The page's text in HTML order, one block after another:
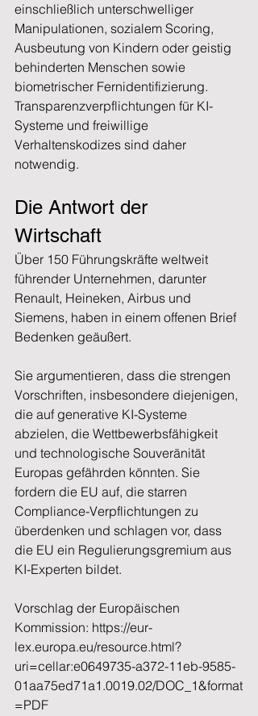
einschließlich unterschwelliger
Manipulationen, sozialem Scoring,
Ausbeutung von Kindern oder geistig
behinderten Menschen sowie
biometrischer Fernidentifizierung.
Transparenzverpflichtungen für KI-
Systeme und freiwillige
Verhaltenskodizes sind daher
notwendig.
Die Antwort der
Wirtschaft
Über 150 Führungskräfte weltweit
führender Unternehmen, darunter
Renault, Heineken, Airbus und
Siemens, haben in einem offenen Brief
Bedenken geäußert.
Sie argumentieren, dass die strengen
Vorschriften, insbesondere diejenigen,
die auf generative KI-Systeme
abzielen, die Wettbewerbsfähigkeit
und technologische Souveränität
Europas gefährden könnten. Sie
fordern die EU auf, die starren
Compliance-Verpflichtungen zu
überdenken und schlagen vor, dass
die EU ein Regulierungsgremium aus
KI-Experten bildet.
Vorschlag der Europäischen
Kommission: https://eur-
lex.europa.eu/resource.html?
uri=cellar:e0649735-a372-11eb-9585-
01aa75ed71a1.0019.02/DOC_1&format
=PDF